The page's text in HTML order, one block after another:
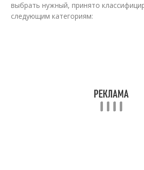
выбрать нужный, принято
следующим категориям: